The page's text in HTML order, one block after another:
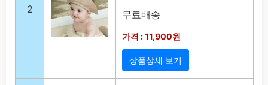
2 무료배송
가격 : 11,900원
상품상세 보기